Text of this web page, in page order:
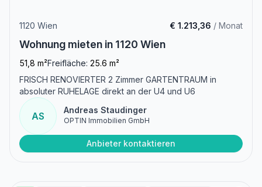
1120 Wien € 1.213,36 / Monat
Wohnung mieten in 1120 Wien
51,8 m²Freifläche: 25.6 m²
FRISCH RENOVIERTER 2 Zimmer GARTENTRAUM in
absoluter RUHELAGE direkt an der U4 und U6
AS
Andreas Staudinger
OPTIN Immobilien GmbH
Anbieter kontaktieren